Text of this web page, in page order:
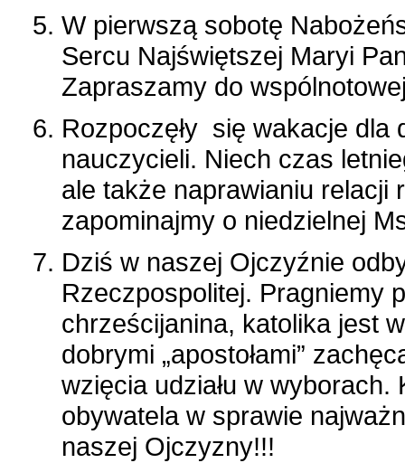
W pierwszą sobotę
Sercu Najświętszej Maryi
Zapraszamy do
Rozpoczęły się wakacje dla
nauczycieli. Niech czas
ale także naprawianiu relacji
zapominajmy o niedzielnej
Dziś w naszej Ojczyźnie
Rzeczpospolitej. Pragniemy
chrześcijanina, katolika jest
dobrymi „apostołami”
wzięcia udziału w wyborach.
obywatela w sprawie
naszej Ojczyzny!!!